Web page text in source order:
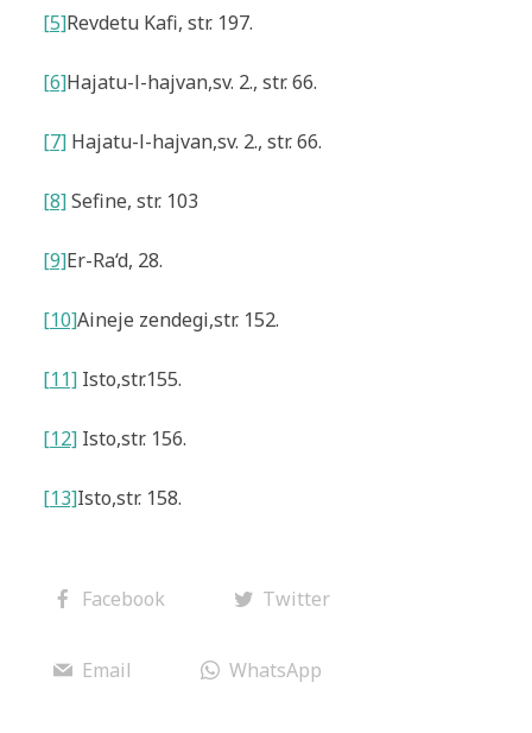
[5]Revdetu Kafi, str. 197.
[6]Hajatu-l-hajvan,sv. 2., str. 66.
[7]Hajatu-l-hajvan,sv. 2., str. 66.
[8]Sefine, str. 103
[9]Er-Ra‘d, 28.
[10]Aineje zendegi,str. 152.
[11] Isto,str.155.
[12]Isto,str. 156.
[13]Isto,str. 158.
Facebook Twitter
Email WhatsApp